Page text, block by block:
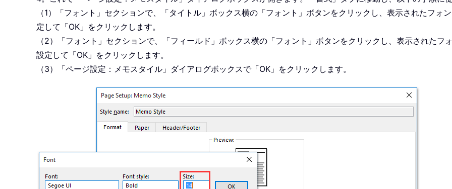
（1）「フォント」セクションで、「タイトル」ボックス横の「フォント」ボタンをクリックし、表示されたフォ
定して「OK」をクリックします。
（2）「フォント」セクションで、「フィールド」ボックス横の「フォント」ボタンをクリックし、表示された
設定して「OK」をクリックします。
（3）「ページ設定：メモスタイル」ダイアログボックスで「OK」をクリックします。